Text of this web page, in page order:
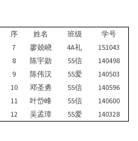
序 姓名 班级
学号
7 廖兢峣 4A礼
151043
8 陈宇勋 5S信
140498
9 陈伟汉 5S爱
140503
10 邓圣勇 5S信
140596
11 叶岱峰 5S信
140600
12 吴孟璋 5S爱 140328